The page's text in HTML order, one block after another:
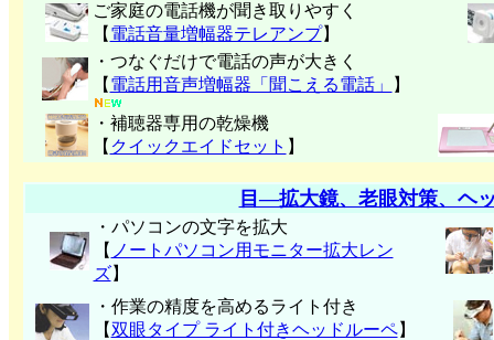
ご家庭の電話機が聞き取りやすく
【 電話音量増幅器テレアンプ】
・つなぐだけで電話の声が大きく
【 電話用音声増幅器「聞こえる電話」 】
・補聴器専用の乾燥機
【 クイックエイドセット 】
目―拡大鏡、老眼対策、ヘ
・パソコンの文字を拡大
【 ノートパソコン用モニター拡大レン
ズ】
・作業の精度を高めるライト付き
【双眼タイプ ライト付きヘッドルーペ】